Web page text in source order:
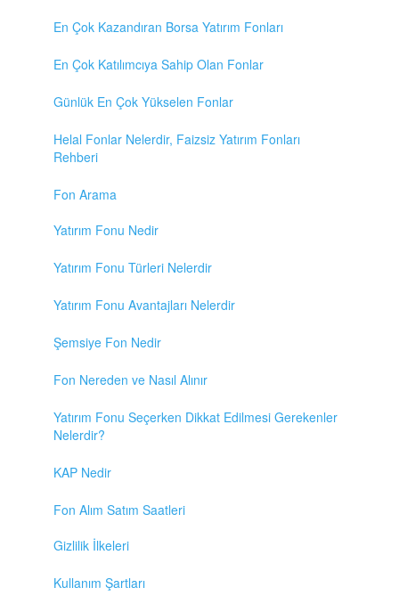
En Çok Kazandıran Borsa Yatırım Fonları
En Çok Katılımcıya Sahip Olan Fonlar
Günlük En Çok Yükselen Fonlar
Helal Fonlar Nelerdir, Faizsiz Yatırım Fonları
Rehberi
Fon Arama
Yatırım Fonu Nedir
Yatırım Fonu Türleri Nelerdir
Yatırım Fonu Avantajları Nelerdir
Şemsiye Fon Nedir
Fon Nereden ve Nasıl Alınır
Yatırım Fonu Seçerken Dikkat Edilmesi Gerekenler
Nelerdir?
KAP Nedir
Fon Alım Satım Saatleri
Gizlilik İlkeleri
Kullanım Şartları